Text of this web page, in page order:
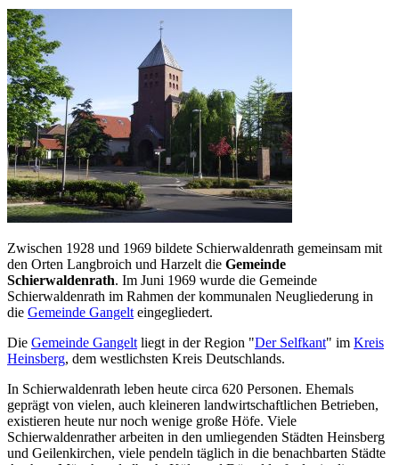
Zwischen 1928 und 1969 bildete Schierwaldenrath gemeinsam mit
den Orten Langbroich und Harzelt die Gemeinde
Schierwaldenrath. Im Juni 1969 wurde die Gemeinde
Schierwaldenrath im Rahmen der kommunalen Neugliederung in
die Gemeinde Gangelt eingegliedert.
Die Gemeinde Gangelt liegt in der Region "Der Selfkant" im Kreis
Heinsberg, dem westlichsten Kreis Deutschlands.
In Schierwaldenrath leben heute circa 620 Personen. Ehemals
geprägt von vielen, auch kleineren landwirtschaftlichen Betrieben,
existieren heute nur noch wenige große Höfe. Viele
Schierwaldenrather arbeiten in den umliegenden Städten Heinsberg
und Geilenkirchen, viele pendeln täglich in die benachbarten Städte